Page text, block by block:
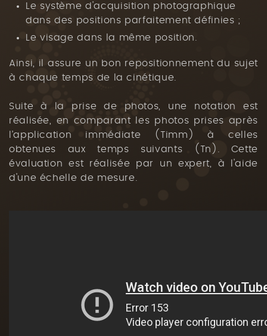
Le système d'acquisition photographique
dans des positions parfaitement définies ;
Le visage dans la même position.
Ainsi, il assure un bon repositionnement du sujet
à chaque temps de la cinétique.
Suite à la prise de photos, une notation est
réalisée, en comparant les photos prises après
l’application immédiate (Timm) à celles
obtenues aux temps suivants (Tn). Cette
évaluation est réalisée par un expert, à l'aide
d'une échelle de mesure.